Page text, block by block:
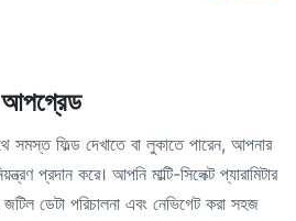
ফিল্ড দেখাতে বা লুকাতে পারেন, আপনার
প্রদান করে। আপনি মাল্টি-সিলেক্ট প্যারামিটার
ডেটা পরিচালনা এবং নেভিগেট করা সহজ